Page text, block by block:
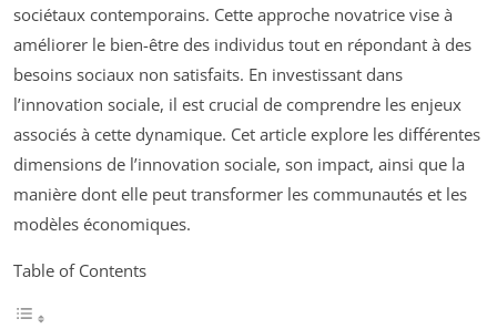
sociétaux contemporains. Cette approche novatrice vise à
améliorer le bien-être des individus tout en répondant à des
besoins sociaux non satisfaits. En investissant dans
l’innovation sociale, il est crucial de comprendre les enjeux
associés à cette dynamique. Cet article explore les différentes
dimensions de l’innovation sociale, son impact, ainsi que la
manière dont elle peut transformer les communautés et les
modèles économiques.
Table of Contents